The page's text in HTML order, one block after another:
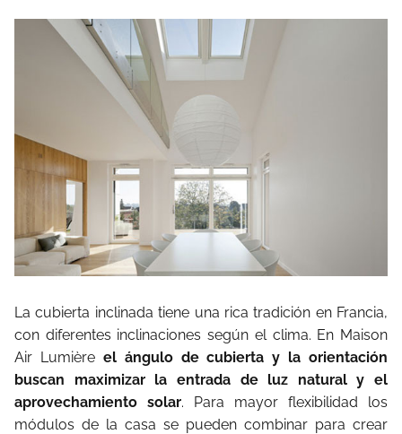
La cubierta inclinada tiene una rica tradición en Francia,
con diferentes inclinaciones según el clima. En Maison
Air Lumière el ángulo de cubierta y la orientación
buscan maximizar la entrada de luz natural y el
aprovechamiento solar. Para mayor flexibilidad los
módulos de la casa se pueden combinar para crear